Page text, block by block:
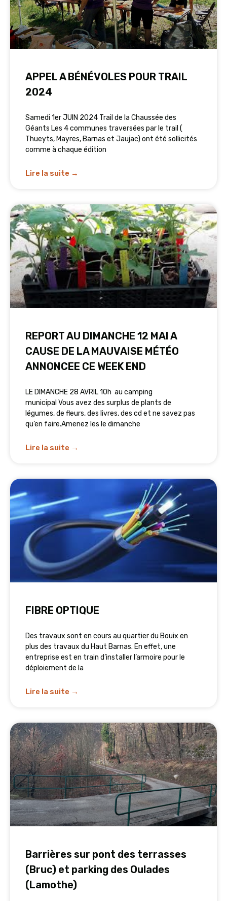
APPEL A BÉNÉVOLES POUR TRAIL
2024
Samedi 1er JUIN 2024 Trail de la Chaussée des
Géants Les 4 communes traversées par le trail (
Thueyts, Mayres, Barnas et Jaujac) ont été sollicités
comme à chaque édition
Lire la suite →
REPORT AU DIMANCHE 12 MAI A
CAUSE DE LA MAUVAISE MÉTÉO
ANNONCEE CE WEEK END
LE DIMANCHE 28 AVRIL 10h au camping
municipal Vous avez des surplus de plants de
légumes, de fleurs, des livres, des cd et ne savez pas
qu’en faire.Amenez les le dimanche
Lire la suite →
FIBRE OPTIQUE
Des travaux sont en cours au quartier du Bouix en
plus des travaux du Haut Barnas. En effet, une
entreprise est en train d’installer l’armoire pour le
déploiement de la
Lire la suite →
Barrières sur pont des terrasses
(Bruc) et parking des Oulades
(Lamothe)